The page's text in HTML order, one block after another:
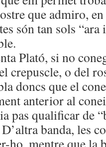
que admiro,
són tan sols “ara
Plató, si no
crepuscle, o del
doncs que el
anterior al
pas qualificar de
banda, les
ho, mentre que la